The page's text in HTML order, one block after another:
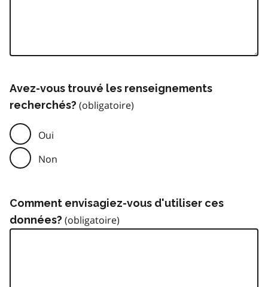
Avez-vous trouvé les renseignements
recherchés?
Oui
Non
Comment envisagiez-vous d'utiliser ces
données?